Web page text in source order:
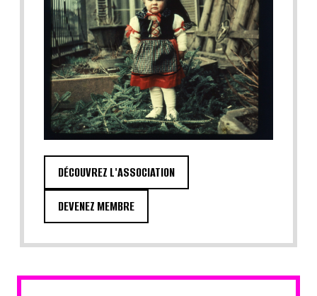
DÉCOUVREZ L'ASSOCIATION
DEVENEZ MEMBRE